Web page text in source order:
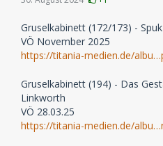
Gruselkabinett (172/173) -
VÖ November 2025
https://titania-medien.de/
Gruselkabinett (194) - Das
Linkworth
VÖ 28.03.25
https://titania-medien.de/